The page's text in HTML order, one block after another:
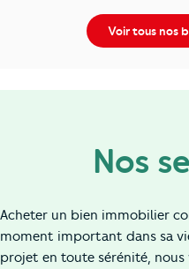
Voir tous nos
Nos
Acheter un bien immobilier
moment important dans sa
projet en toute sérénité,